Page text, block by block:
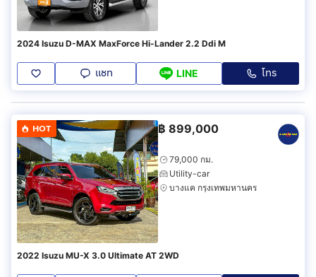
2024 Isuzu D-MAX MaxForce Hi-Lander 2.2 Ddi M
แชท LINE โทร
HOT ฿ 899,000
79,000 กม.
Utility-car
บางแค กรุงเทพมหานคร
2022 Isuzu MU-X 3.0 Ultimate AT 2WD